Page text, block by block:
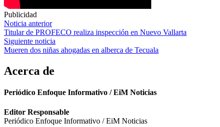
Publicidad
Navegación
de
entradas
Noticia anterior
Titular de PROFECO realiza inspección en Nuevo Vallarta
Siguiente noticia
Mueren dos niñas ahogadas en alberca de Tecuala
Acerca de
Periódico Enfoque Informativo / EiM Noticias
Editor Responsable
Periódico Enfoque Informativo / EiM Noticias